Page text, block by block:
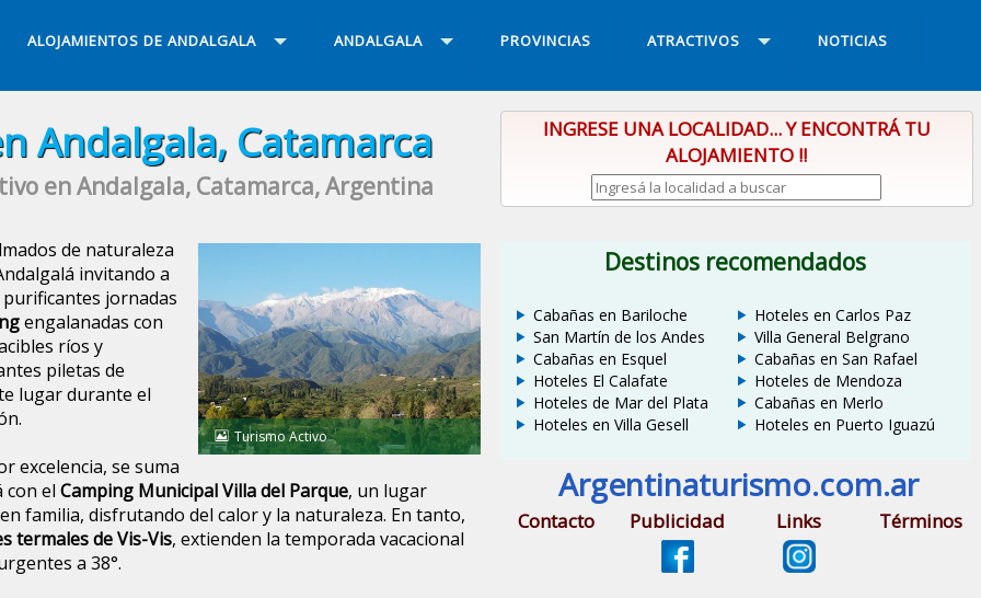
ALOJAMIENTOS DE ANDALGALA ANDALGALA PROVINCIAS ATRACTIVOS NOTICIAS
Andalgala, Catamarca
en Andalgala, Catamarca, Argentina
Turismo Activo
de naturaleza
invitando a
jornadas
engalanadas con
ríos y
piletas de
lugar durante el
excelencia, se suma
con el Camping Municipal Villa del Parque, un lugar
familia, disfrutando del calor y la naturaleza. En tanto,
termales de Vis-Vis, extienden la temporada vacacional
a 38°.
INGRESE UNA LOCALIDAD... Y ENCONTRÁ TU
ALOJAMIENTO !!
Destinos recomendados
Cabañas en Bariloche
San Martín de los Andes
Cabañas en Esquel
Hoteles El Calafate
Hoteles de Mar del Plata
Hoteles en Villa Gesell
Hoteles en Carlos Paz
Villa General Belgrano
Cabañas en San Rafael
Hoteles de Mendoza
Cabañas en Merlo
Hoteles en Puerto Iguazú
Argentinaturismo.com.ar
Contacto Publicidad Links Términos